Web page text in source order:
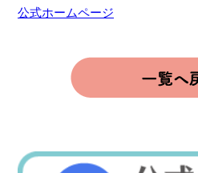
公式ホームページ